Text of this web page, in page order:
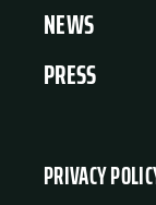
PRIVACY
NEWS
PRESS